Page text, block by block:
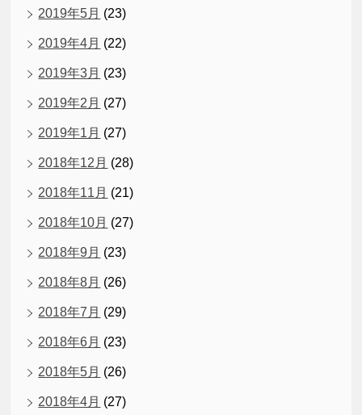
2019年5月 (23)
2019年4月 (22)
2019年3月 (23)
2019年2月 (27)
2019年1月 (27)
2018年12月 (28)
2018年11月 (21)
2018年10月 (27)
2018年9月 (23)
2018年8月 (26)
2018年7月 (29)
2018年6月 (23)
2018年5月 (26)
2018年4月 (27)